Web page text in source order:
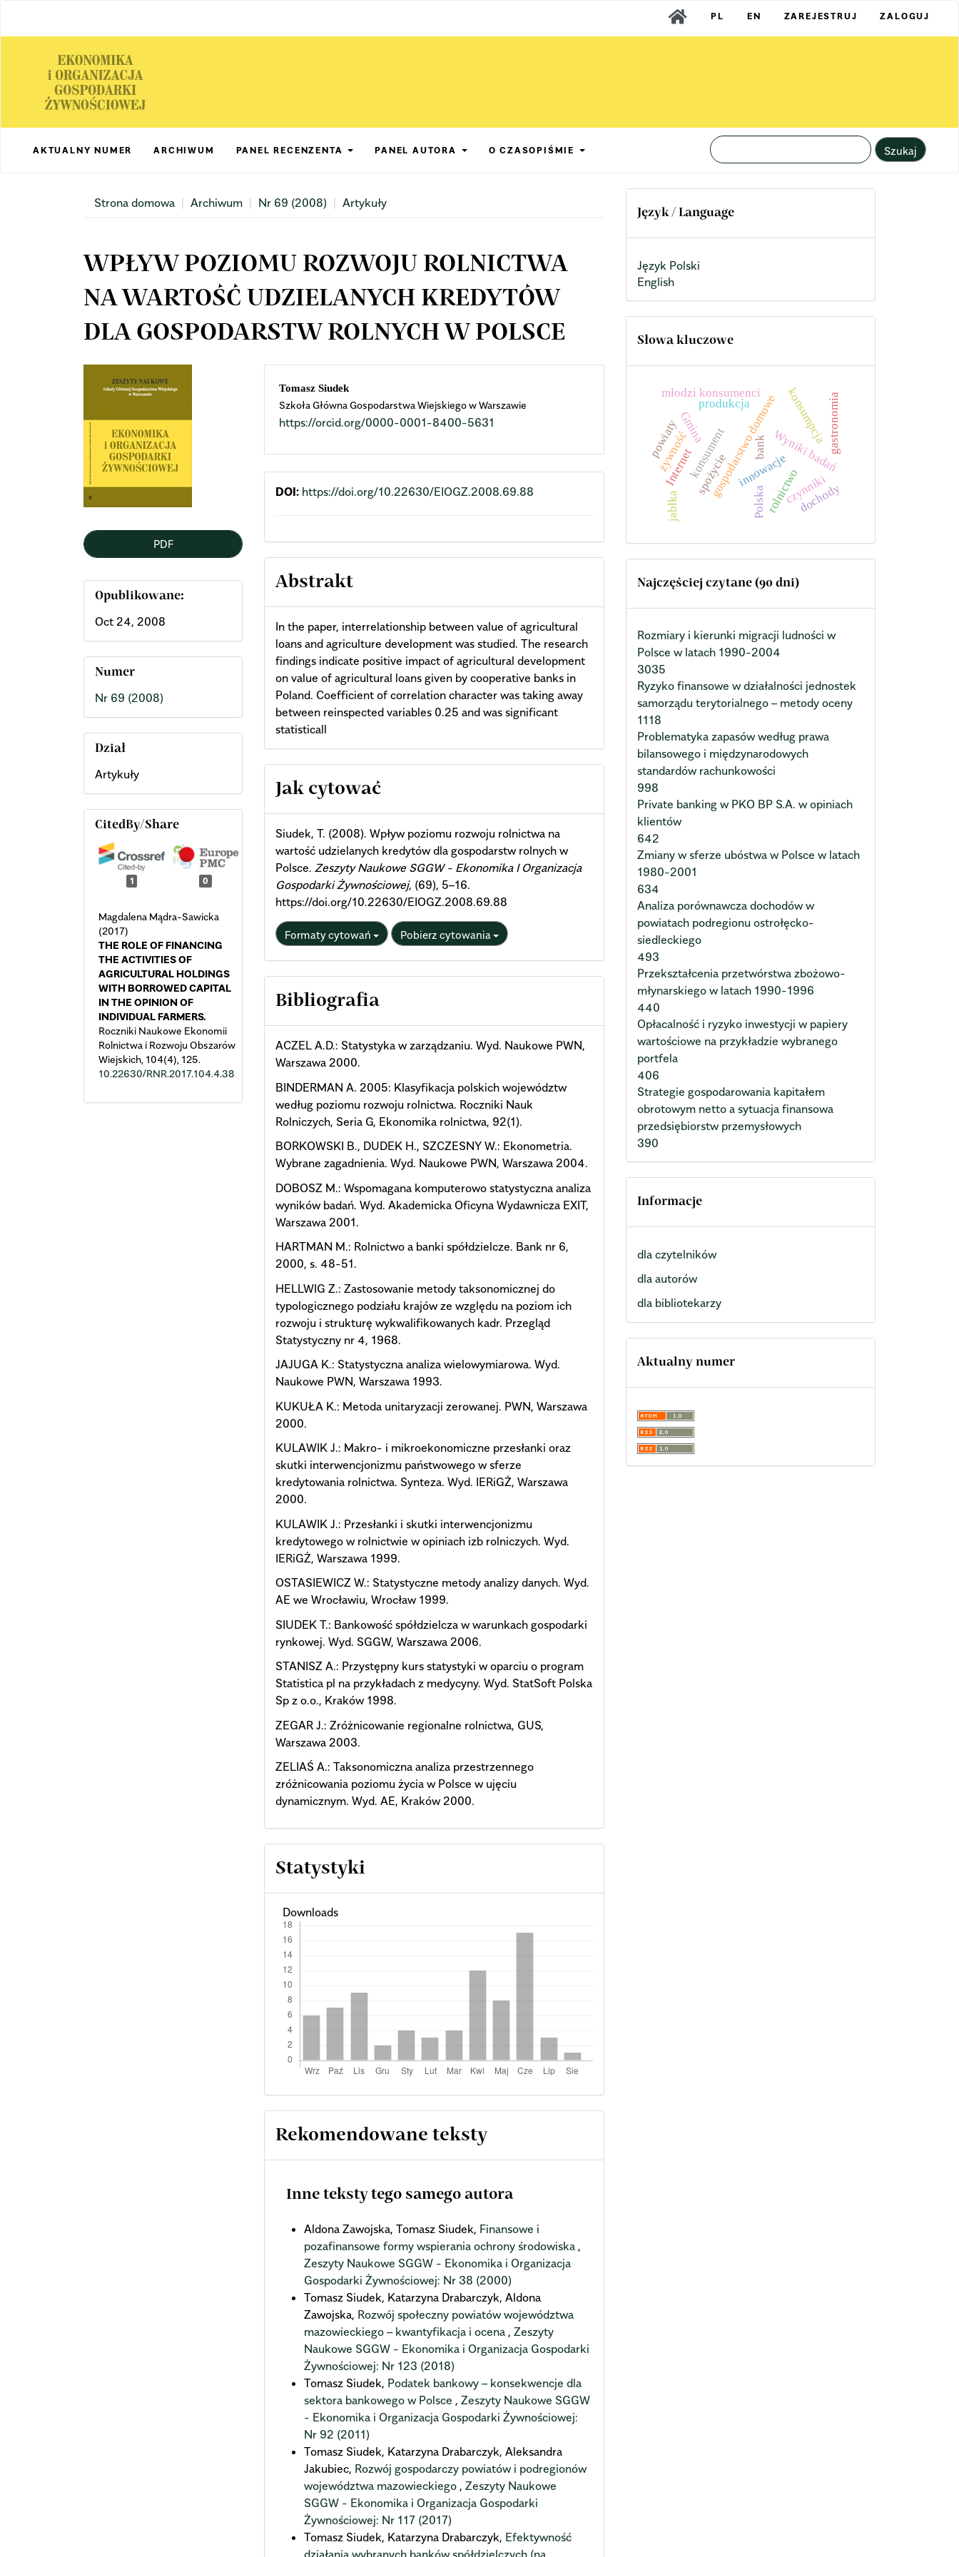
Content
Sidebar
PL EN ZAREJESTRUJ ZALOGUJ
AKTUALNY NUMER ARCHIWUM PANEL RECENZENTA PANEL AUTORA O CZASOPIŚMIE Szukaj
Strona domowa Archiwum Nr 69 (2008) Artykuły
WPŁYW POZIOMU ROZWOJU ROLNICTWA
NA WARTOŚĆ UDZIELANYCH KREDYTÓW
DLA GOSPODARSTW ROLNYCH W POLSCE
Article
Sidebar
PDF
Opublikowane:
Oct 24, 2008
Numer
Nr 69 (2008)
Dział
Artykuły
CitedBy/Share
1 0
Magdalena Mądra-Sawicka
(2017)
THE ROLE OF FINANCING
THE ACTIVITIES OF
AGRICULTURAL HOLDINGS
WITH BORROWED CAPITAL
IN THE OPINION OF
INDIVIDUAL FARMERS.
Roczniki Naukowe Ekonomii
Rolnictwa i Rozwoju Obszarów
Wiejskich, 104(4), 125.
10.22630/RNR.2017.104.4.38
Main
Article
Content
Tomasz Siudek
Szkoła Główna Gospodarstwa Wiejskiego w Warszawie
https://orcid.org/0000-0001-8400-5631
DOI: https://doi.org/10.22630/EIOGZ.2008.69.88
Abstrakt
In the paper, interrelationship between value of agricultural
loans and agriculture development was studied. The research
findings indicate positive impact of agricultural development
on value of agricultural loans given by cooperative banks in
Poland. Coefficient of correlation character was taking away
between reinspected variables 0.25 and was significant
statisticall
Article
Details
Jak cytować
Siudek, T. (2008). Wpływ poziomu rozwoju rolnictwa na
wartość udzielanych kredytów dla gospodarstw rolnych w
Polsce.Zeszyty Naukowe SGGW - Ekonomika I Organizacja
Gospodarki Żywnościowej, (69), 5–16.
https://doi.org/10.22630/EIOGZ.2008.69.88
Formaty cytowań Pobierz cytowania
Bibliografia
ACZEL A.D.: Statystyka w zarządzaniu. Wyd. Naukowe PWN,
Warszawa 2000.
BINDERMAN A. 2005: Klasyfikacja polskich województw
według poziomu rozwoju rolnictwa. Roczniki Nauk
Rolniczych, Seria G, Ekonomika rolnictwa, 92(1).
BORKOWSKI B., DUDEK H., SZCZESNY W.: Ekonometria.
Wybrane zagadnienia. Wyd. Naukowe PWN, Warszawa 2004.
DOBOSZ M.: Wspomagana komputerowo statystyczna analiza
wyników badań. Wyd. Akademicka Oficyna Wydawnicza EXIT,
Warszawa 2001.
HARTMAN M.: Rolnictwo a banki spółdzielcze. Bank nr 6,
2000, s. 48-51.
HELLWIG Z.: Zastosowanie metody taksonomicznej do
typologicznego podziału krajów ze względu na poziom ich
rozwoju i strukturę wykwalifikowanych kadr. Przegląd
Statystyczny nr 4, 1968.
JAJUGA K.: Statystyczna analiza wielowymiarowa. Wyd.
Naukowe PWN, Warszawa 1993.
KUKUŁA K.: Metoda unitaryzacji zerowanej. PWN, Warszawa
2000.
KULAWIK J.: Makro- i mikroekonomiczne przesłanki oraz
skutki interwencjonizmu państwowego w sferze
kredytowania rolnictwa. Synteza. Wyd. IERiGŻ, Warszawa
2000.
KULAWIK J.: Przesłanki i skutki interwencjonizmu
kredytowego w rolnictwie w opiniach izb rolniczych. Wyd.
IERiGŻ, Warszawa 1999.
OSTASIEWICZ W.: Statystyczne metody analizy danych. Wyd.
AE we Wrocławiu, Wrocław 1999.
SIUDEK T.: Bankowość spółdzielcza w warunkach gospodarki
rynkowej. Wyd. SGGW, Warszawa 2006.
STANISZ A.: Przystępny kurs statystyki w oparciu o program
Statistica pl na przykładach z medycyny. Wyd. StatSoft Polska
Sp z o.o., Kraków 1998.
ZEGAR J.: Zróżnicowanie regionalne rolnictwa, GUS,
Warszawa 2003.
ZELIAŚ A.: Taksonomiczna analiza przestrzennego
zróżnicowania poziomu życia w Polsce w ujęciu
dynamicznym. Wyd. AE, Kraków 2000.
Statystyki
Downloads
Rekomendowane teksty
Inne teksty tego samego autora
Aldona Zawojska, Tomasz Siudek, Finansowe i
pozafinansowe formy wspierania ochrony środowiska ,
Zeszyty Naukowe SGGW - Ekonomika i Organizacja
Gospodarki Żywnościowej: Nr 38 (2000)
Tomasz Siudek, Katarzyna Drabarczyk, Aldona
Zawojska, Rozwój społeczny powiatów województwa
mazowieckiego – kwantyfikacja i ocena ,Zeszyty
Naukowe SGGW - Ekonomika i Organizacja Gospodarki
Żywnościowej: Nr 123 (2018)
Tomasz Siudek, Podatek bankowy – konsekwencje dla
sektora bankowego w Polsce ,Zeszyty Naukowe SGGW
- Ekonomika i Organizacja Gospodarki Żywnościowej:
Nr 92 (2011)
Tomasz Siudek, Katarzyna Drabarczyk, Aleksandra
Jakubiec, Rozwój gospodarczy powiatów i podregionów
województwa mazowieckiego ,Zeszyty Naukowe
SGGW - Ekonomika i Organizacja Gospodarki
Żywnościowej: Nr 117 (2017)
Tomasz Siudek, Katarzyna Drabarczyk, Efektywność
działania wybranych banków spółdzielczych (na
Język / Language
Język Polski
English
Słowa kluczowe
konsument Wyniki badań
gospodarstwo domowe
innowacje
spożycie rolnictwo
Polska
konsumpcja
Gmina
czynniki
Internet
żywność
jabłka
produkcja
dochody
młodzi konsumenci gastronomia
bank
powiaty
Najczęściej czytane (90 dni)
Rozmiary i kierunki migracji ludności w
Polsce w latach 1990-2004
3035
Ryzyko finansowe w działalności jednostek
samorządu terytorialnego – metody oceny
1118
Problematyka zapasów według prawa
bilansowego i międzynarodowych
standardów rachunkowości
998
Private banking w PKO BP S.A. w opiniach
klientów
642
Zmiany w sferze ubóstwa w Polsce w latach
1980-2001
634
Analiza porównawcza dochodów w
powiatach podregionu ostrołęcko-
siedleckiego
493
Przekształcenia przetwórstwa zbożowo-
młynarskiego w latach 1990-1996
440
Opłacalność i ryzyko inwestycji w papiery
wartościowe na przykładzie wybranego
portfela
406
Strategie gospodarowania kapitałem
obrotowym netto a sytuacja finansowa
przedsiębiorstw przemysłowych
390
Informacje
dla czytelników
dla autorów
dla bibliotekarzy
Aktualny numer